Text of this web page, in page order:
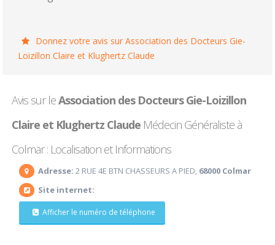
Donnez votre avis sur Association des Docteurs Gie-
Loizillon Claire et Klughertz Claude
Avis sur leAssociation des Docteurs Gie-Loizillon
Claire et Klughertz Claude Médecin Généraliste à
Colmar : Localisation et Informations
Adresse: 2 RUE 4E BTN CHASSEURS A PIED, 68000 Colmar
Site internet:
Afficher le numéro de téléphone